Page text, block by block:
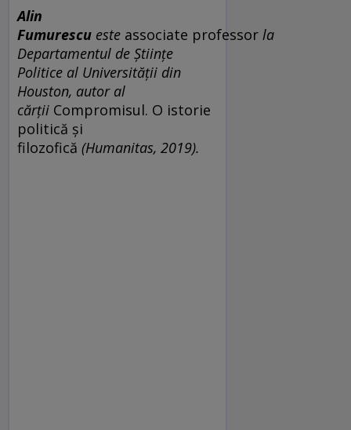
Alin
Fumurescu este associate professor la
Departamentul de Științe
Politice al Universității din
Houston, autor al
cărții Compromisul. O istorie
politică și
filozofică (Humanitas, 2019).